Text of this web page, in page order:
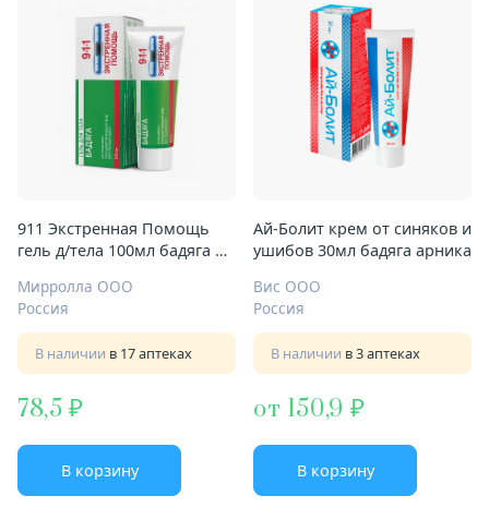
911 Экстренная Помощь
гель д/тела 100мл бадяга от
Мирролла ООО
Россия
В наличии в 17 аптеках
78,5
В корзину
Ай-Болит крем от синяков и
ушибов 30мл бадяга арника
Вис ООО
Россия
В наличии в 3 аптеках
от 150,9
В корзину